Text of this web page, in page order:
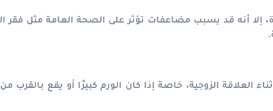
إلا أنه قد يسبب مضاعفات تؤثر على الصحة العامة مثل
العلاقة الزوجية، خاصة إذا كان الورم كبيرًا أو يقع